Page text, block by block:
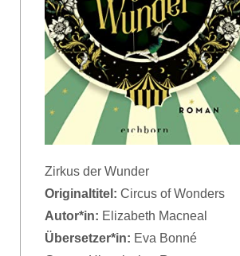
Zirkus der Wunder
Originaltitel: Circus of Wonders
Autor*in: Elizabeth Macneal
Übersetzer*in: Eva Bonné